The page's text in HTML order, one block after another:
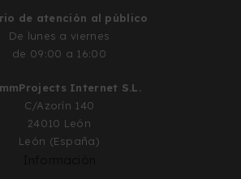
de atención al público
De lunes a viernes
de 09:00 a 16:00
Internet S.L.
C/Azorín 140
24010 León
León (España)